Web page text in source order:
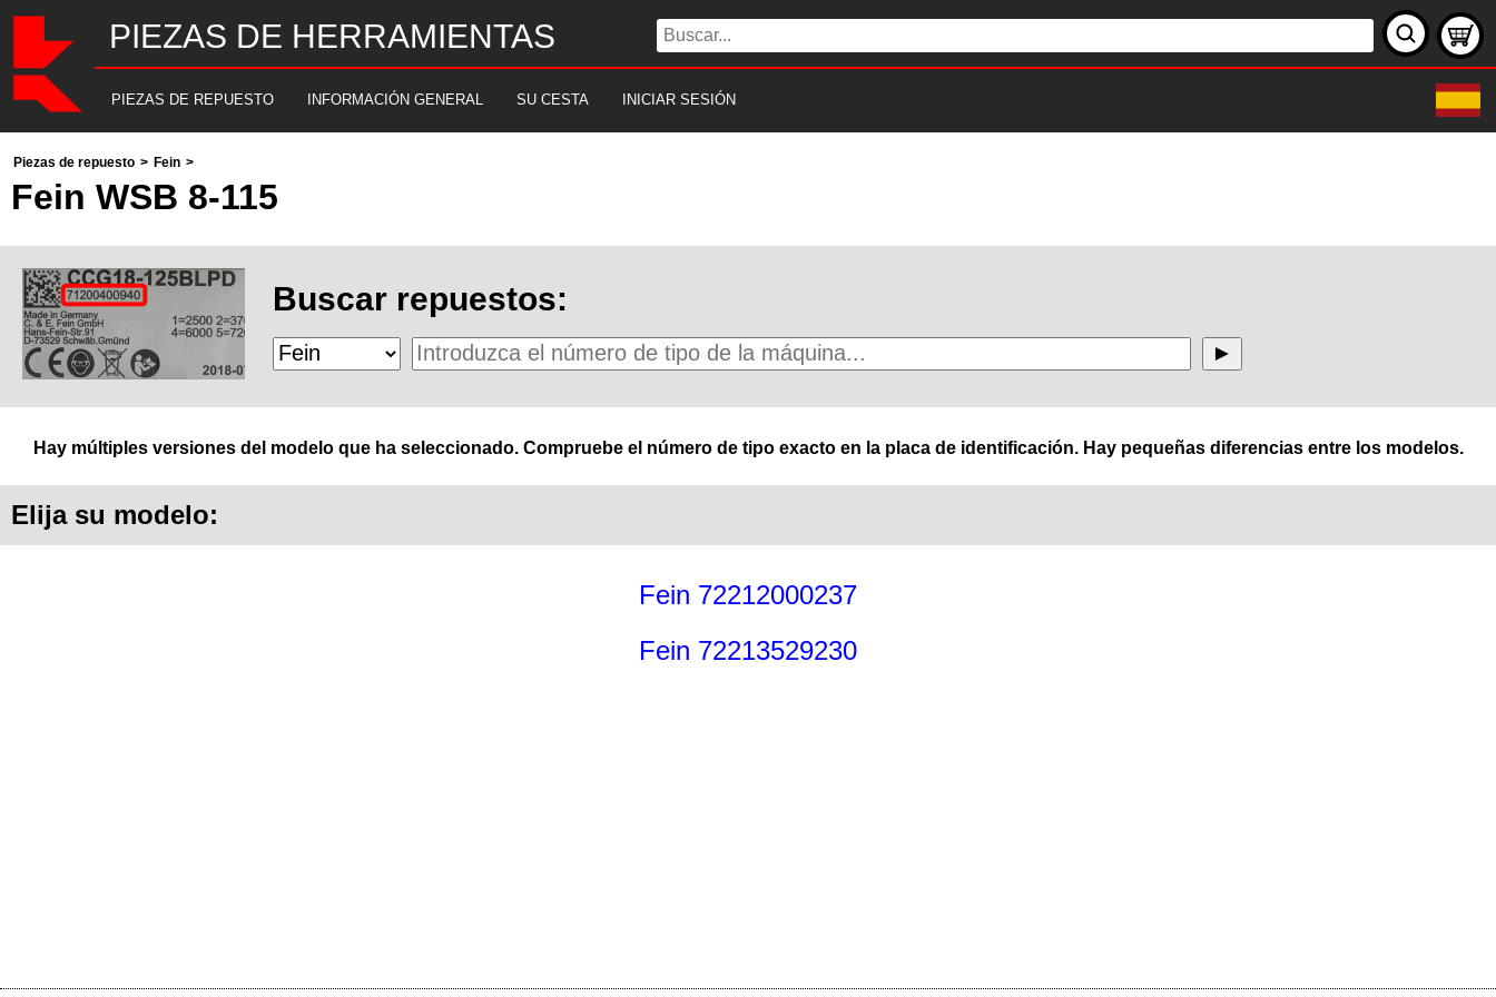
PIEZAS DE HERRAMIENTAS
PIEZAS DE REPUESTO INFORMACIÓN GENERAL SU CESTA INICIAR SESIÓN
Piezas de repuesto > Fein >
Fein WSB 8-115
Buscar repuestos:
Hay múltiples versiones del modelo que ha seleccionado. Compruebe el número de tipo exacto en la placa de identificación. Hay pequeñas diferencias entre los modelos.
Elija su modelo:
Fein 72212000237
Fein 72213529230